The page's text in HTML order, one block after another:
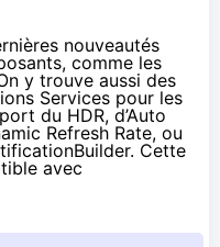
nouveautés
comme les
y trouve aussi des
Services pour les
du HDR, d’Auto
Refresh Rate, ou
Cette
avec